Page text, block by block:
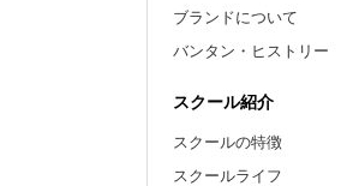
ブランドについて
バンタン・ヒストリー
スクール紹介
スクールの特徴
スクールライフ